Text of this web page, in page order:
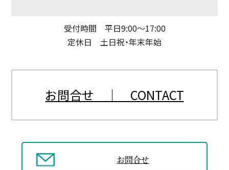
受付時間 平日9:00〜17:00
定休日 土日祝・年末年始
お問合せ ｜ CONTACT
お問合せ